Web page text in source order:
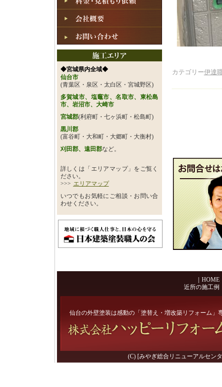
カテゴリー伊達
◆宮城県内全域◆
仙台市
(青葉区・泉区・太白区・宮城野区)
多賀城市、塩竈市、名取市、東松島
市、岩沼市、大崎市
宮城郡(利府町・七ヶ浜町・松島町)
黒川郡
(富谷町・大和町・大郷町・大衡村)
刈田郡、遠田郡など。
詳しくは「エリアマップ」をご覧く
ださい。
>>> エリアマップ
いつでもお気軽にご相談・お問い合
わせください。
HOME
近所の施工例
仙台の外壁塗装は感動の「塗替え・増改築リフォーム」
(C) [みやぎ総合リニューアルセン